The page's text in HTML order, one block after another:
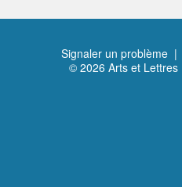
Signaler un problème |
© 2026 Arts et Lettres